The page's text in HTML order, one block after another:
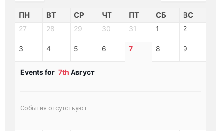
ПН ВТ СР ЧТ ПТ СБ ВС
27 28 29 30 31 1 2
3 4 5 6 7 8 9
Events for 7th Август
События отсутствуют